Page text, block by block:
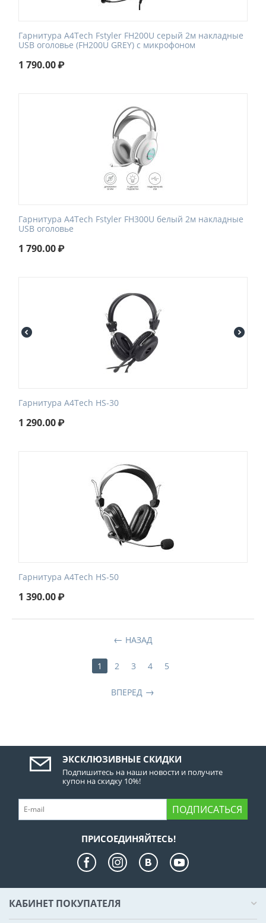
Гарнитура A4Tech Fstyler FH200U серый 2м накладные
USB оголовье (FH200U GREY) с микрофоном
1 790.00₽
Гарнитура A4Tech Fstyler FH300U белый 2м накладные
USB оголовье
1 790.00₽
Гарнитура A4Tech HS-30
1 290.00₽
Гарнитура A4Tech HS-50
1 390.00₽
НАЗАД
1 2 3 4 5
ВПЕРЕД
ЭКСКЛЮЗИВНЫЕ СКИДКИ
Подпишитесь на наши новости и получите
купон на скидку 10%!
ПОДПИСАТЬСЯ
ПРИСОЕДИНЯЙТЕСЬ!
КАБИНЕТ ПОКУПАТЕЛЯ